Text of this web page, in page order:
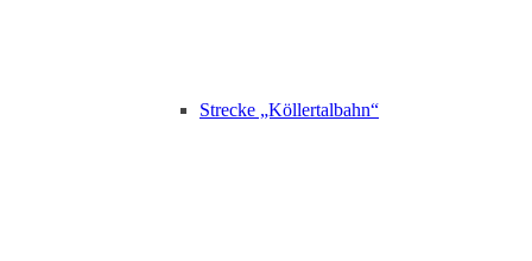
Strecke „Köllertalbahn“